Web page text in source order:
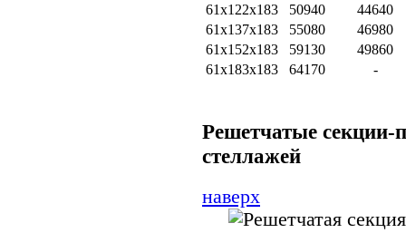
61х122х183
50940
44640
61х137х183
55080
46980
61х152х183
59130
49860
61х183х183
64170 -
Решетчатые секции-
стеллажей
наверх